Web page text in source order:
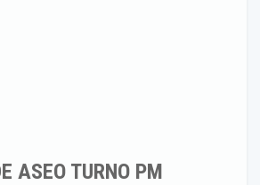
ASEO TURNO PM